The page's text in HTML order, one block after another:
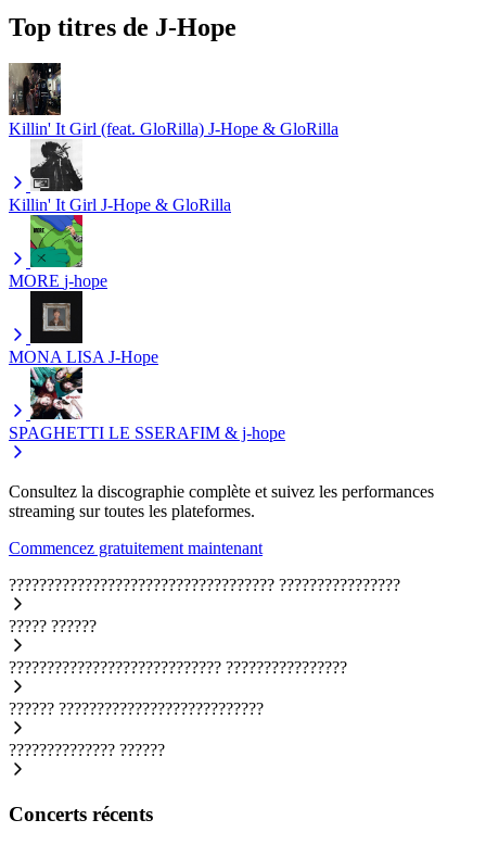
Top titres de J-Hope
Killin' It Girl (feat. GloRilla) J-Hope & GloRilla
Killin' It Girl J-Hope & GloRilla
MORE j-hope
MONA LISA J-Hope
SPAGHETTI LE SSERAFIM & j-hope
Consultez la discographie complète et suivez les performances
streaming sur toutes les plateformes.
Commencez gratuitement maintenant
??????????????????????????????????? ????????????????
????? ??????
???????????????????????????? ????????????????
?????? ???????????????????????????
?????????????? ??????
Concerts récents